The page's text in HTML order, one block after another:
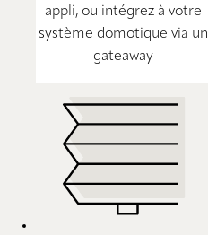
appli, ou intégrez à votre
système domotique via un
gateaway